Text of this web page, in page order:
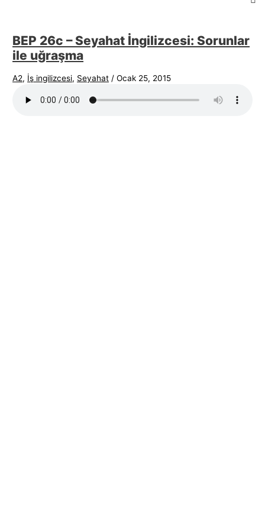
BEP 26c – Seyahat İngilizcesi: Sorunlar
ile uğraşma
A2, İş ingilizcesi, Seyahat /Ocak 25, 2015